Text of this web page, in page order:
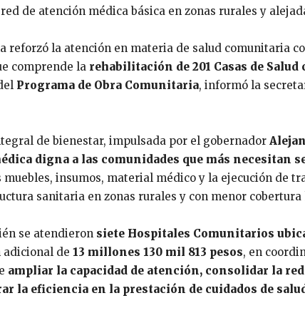
de atención médica básica en zonas rurales y
reforzó la atención en materia de salud comunitaria
comprende la rehabilitación de 201 Casas de
Programa de Obra Comunitaria, informó la
de bienestar, impulsada por el gobernador
digna a las comunidades que más necesitan
insumos, material médico y la ejecución de
sanitaria en zonas rurales y con menor
se atendieron siete Hospitales Comunitarios
adicional de 13 millones 130 mil 813 pesos, en
ampliar la capacidad de atención, consolidar la
la eficiencia en la prestación de cuidados de